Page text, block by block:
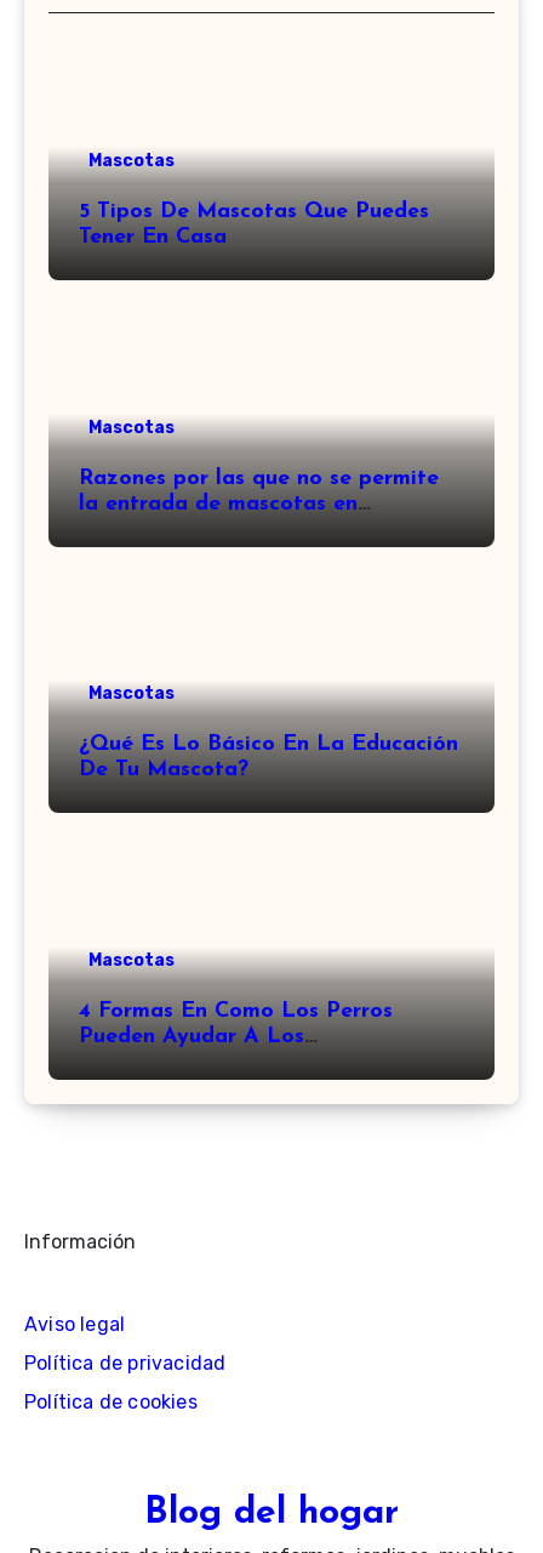
Mascotas
5 Tipos De Mascotas Que Puedes
Tener En Casa
Mascotas
Razones por las que no se permite
la entrada de mascotas en
extranjeros.
Mascotas
¿Qué Es Lo Básico En La Educación
De Tu Mascota?
Mascotas
4 Formas En Como Los Perros
Pueden Ayudar A Los
Información
Aviso legal
Política de privacidad
Política de cookies
Blog del hogar